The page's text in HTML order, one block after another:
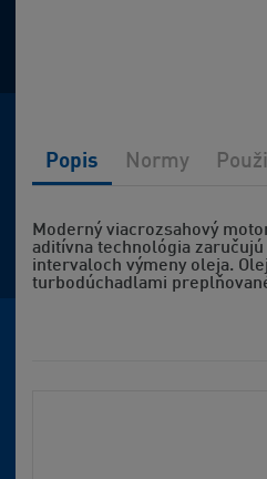
Moderný viacrozsahový
aditívna technológia
intervaloch výmeny oleja.
turbodúchadlami
Popis Normy